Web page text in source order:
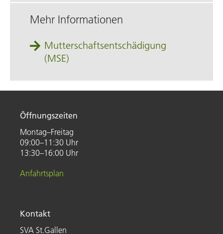
Mehr Informationen
Mutter­schafts­entschädigung
(MSE)
Öffnungszeiten
Montag–Freitag
09:00–11:30 Uhr
13:30–16:00 Uhr
Anfahrtsplan
Kontakt
SVA St.Gallen